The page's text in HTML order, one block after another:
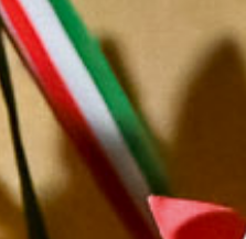
A
VÁROS
KIEMELT